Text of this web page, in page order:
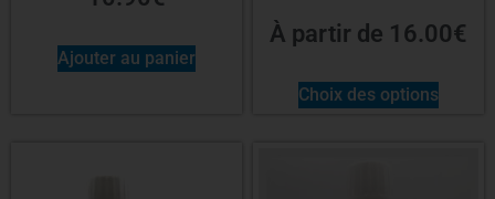
Ajouter au panier
À partir de 16.00€
Choix des options